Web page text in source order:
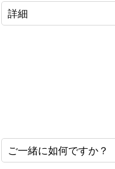
詳細
ご一緒に如何ですか？